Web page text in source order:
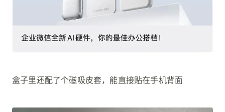
盒子里还配了个磁吸皮套，能直接贴在手机背面